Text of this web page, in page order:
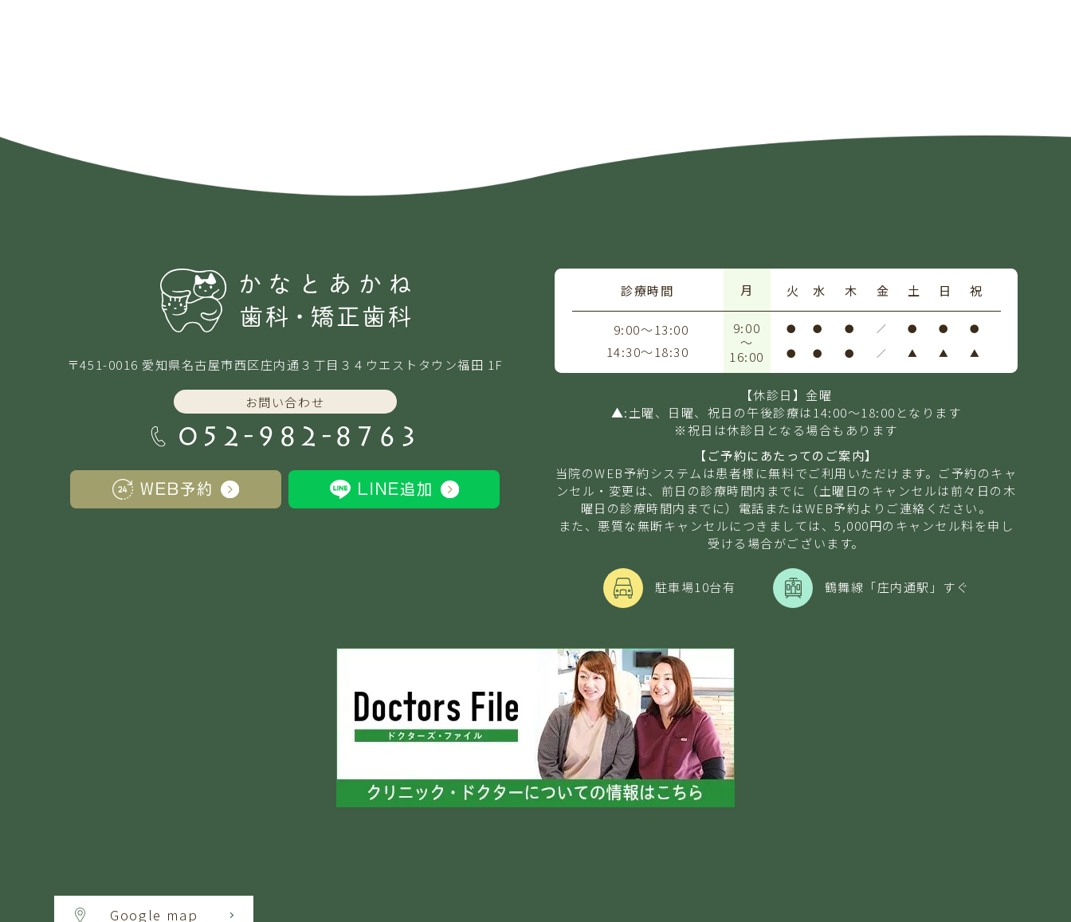
〒451-0016 愛知県名古屋市西区庄内通 ３丁目３４ウエストタウン福田 1F
お問い合わせ
052-982-8763
WEB予約 LINE追加
診療時間 月 火 水 木 金 土 日 祝
9:00～13:00
9:00
～
16:00
● ● ● ／ ● ● ●
14:30～18:30 ● ● ● ／ ▲ ▲ ▲
【休診日】金曜
▲:土曜、日曜、祝日の午後診療は14:00～18:00となります
※祝日は休診日となる場合もあります
【ご予約にあたってのご案内】
当院のWEB予約システムは患者様に無料でご利用いただけます。ご予約のキャ
ンセル・変更は、前日の診療時間内までに（土曜日のキャンセルは前々日の木
曜日の診療時間内までに）電話またはWEB予約よりご連絡ください。
また、悪質な無断キャンセルにつきましては、5,000円のキャンセル料を申し
受ける場合がございます。
駐車場10台有 鶴舞線「庄内通駅」すぐ
Google map